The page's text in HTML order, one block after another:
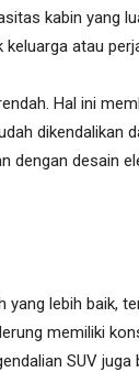
kabin yang
atau
Hal ini
dikendalikan
dengan desain
yang lebih baik,
memiliki
SUV